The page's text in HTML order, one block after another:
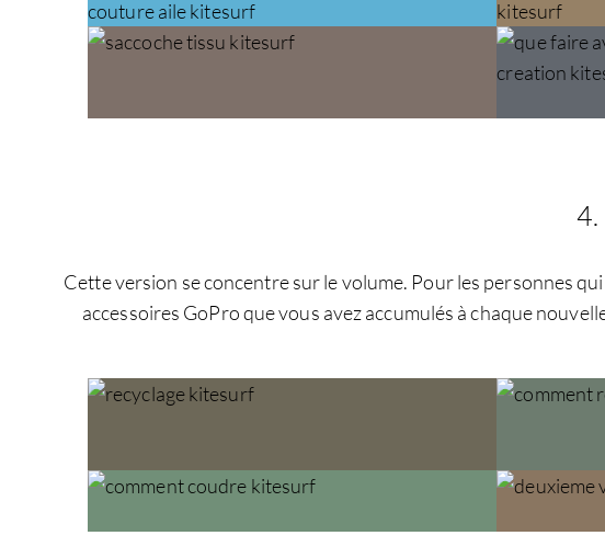
4.
Cette version se concentre sur le volume. Pour les personnes
accessoires GoPro que vous avez accumulés à chaque